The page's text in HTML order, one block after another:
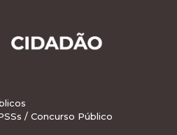
/ Concurso Público